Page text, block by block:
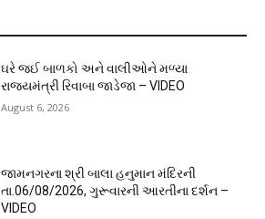
ઘરે જઈ બાળકો અને વાલીઓને મળ્યા
રાજ્યમંત્રી રિવાબા જાડેજા – VIDEO
August 6, 2026
જામનગરના શ્રી બાલા હનુમાન મંદિરની
તા.06/08/2026, ગુરૂવારની આરતીના દર્શન –
VIDEO